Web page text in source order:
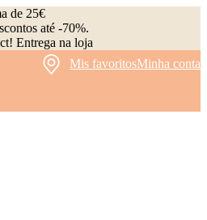
de 25€
até -70%.
Entrega na loja
Mis favoritosMinha conta